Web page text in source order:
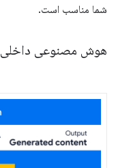
شما مناسب است.
هوش مصنوعی داخلی